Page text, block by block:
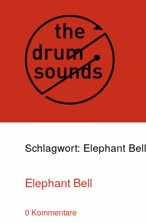
Schlagwort: Elephant Bell
Elephant Bell
0 Kommentare